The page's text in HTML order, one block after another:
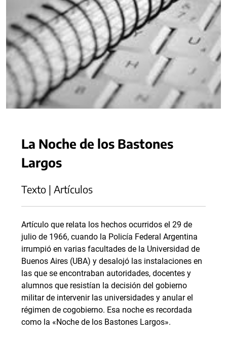
La Noche de los Bastones
Largos
Texto | Artículos
Artículo que relata los hechos ocurridos el 29 de
julio de 1966, cuando la Policía Federal Argentina
irrumpió en varias facultades de la Universidad de
Buenos Aires (UBA) y desalojó las instalaciones en
las que se encontraban autoridades, docentes y
alumnos que resistían la decisión del gobierno
militar de intervenir las universidades y anular el
régimen de cogobierno. Esa noche es recordada
como la «Noche de los Bastones Largos».